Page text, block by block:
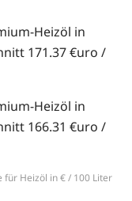
Heizöl in
171.37 €uro /
Heizöl in
166.31 €uro /
für Heizöl in € / 100 Liter